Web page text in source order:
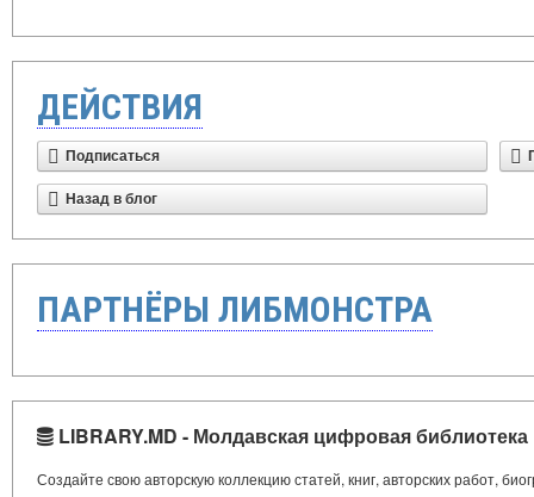
ДЕЙСТВИЯ
Подписаться
Назад в блог
ПАРТНЁРЫ ЛИБМОНСТРА
LIBRARY.MD - Молдавская цифровая библиотека
Создайте свою авторскую коллекцию статей, книг, авторских работ,